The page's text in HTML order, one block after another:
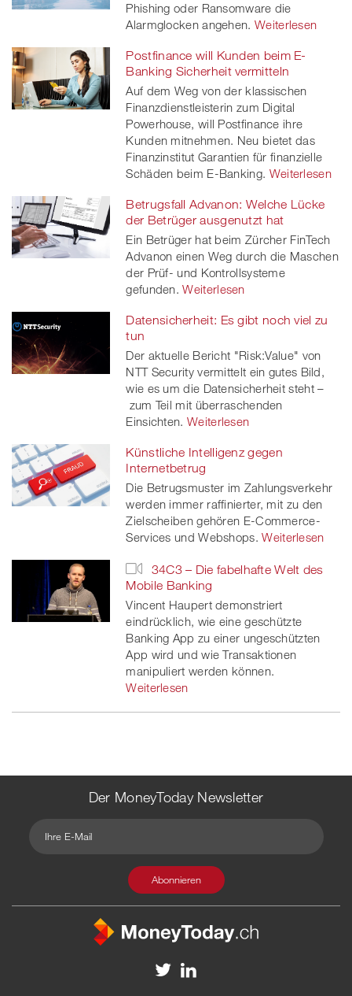
Phishing oder Ransomware die
Alarmglocken angehen. Weiterlesen
Postfinance will Kunden beim E-
Banking Sicherheit vermitteln
Auf dem Weg von der klassischen
Finanzdienstleisterin zum Digital
Powerhouse, will Postfinance ihre
Kunden mitnehmen. Neu bietet das
Finanzinstitut Garantien für finanzielle
Schäden beim E-Banking. Weiterlesen
Betrugsfall Advanon: Welche Lücke
der Betrüger ausgenutzt hat
Ein Betrüger hat beim Zürcher FinTech
Advanon einen Weg durch die Maschen
der Prüf- und Kontrollsysteme
gefunden. Weiterlesen
Datensicherheit: Es gibt noch viel zu
tun
Der aktuelle Bericht "Risk:Value" von
NTT Security vermittelt ein gutes Bild,
wie es um die Datensicherheit steht –
zum Teil mit überraschenden
Einsichten. Weiterlesen
Künstliche Intelligenz gegen
Internetbetrug
Die Betrugsmuster im Zahlungsverkehr
werden immer raffinierter, mit zu den
Zielscheiben gehören E-Commerce-
Services und Webshops. Weiterlesen
34C3 – Die fabelhafte Welt des
Mobile Banking
Vincent Haupert demonstriert
eindrücklich, wie eine geschützte
Banking App zu einer ungeschützten
App wird und wie Transaktionen
manipuliert werden können.
Weiterlesen
Der MoneyToday Newsletter